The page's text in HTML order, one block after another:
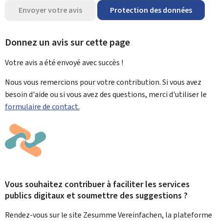
Envoyer votre avis Protection des données
Donnez un avis sur cette page
Votre avis a été envoyé avecsuccès !
Nous vous remercions pour votre contribution. Si vous avez
besoin d'aide ou si vous avez des questions, merci d'utiliser le
formulaire de contact.
Vous souhaitez contribuer à faciliter les services
publics digitaux et soumettre des suggestions ?
Rendez-vous sur le site Zesumme Vereinfachen, la plateforme